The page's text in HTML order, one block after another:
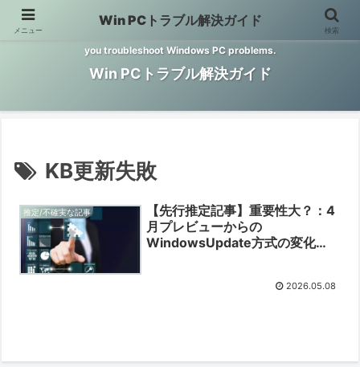
Windows PCのトラブル解決をお手伝いするサイトです。 This site helps
you troubleshoot Windows PC problems.
Win PCトラブル解決ガイド
KB更新失敗
推定/不確実な記事
【先行推定記事】重要性大？：4
月プレビューからの
WindowsUpdate方式の変化
2026.05.08
メニュー
Win PCトラブル解決ガイド
検索